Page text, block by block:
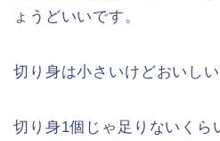
ょうどいいです。
切り身は小さいけどおいしい
切り身1個じゃ足りないくら